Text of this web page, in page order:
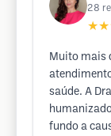
28
Muito mais
saúde. A
fundo a